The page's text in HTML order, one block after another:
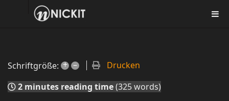
Schriftgröße: + –
Drucken
2 minutes reading time(325 words)